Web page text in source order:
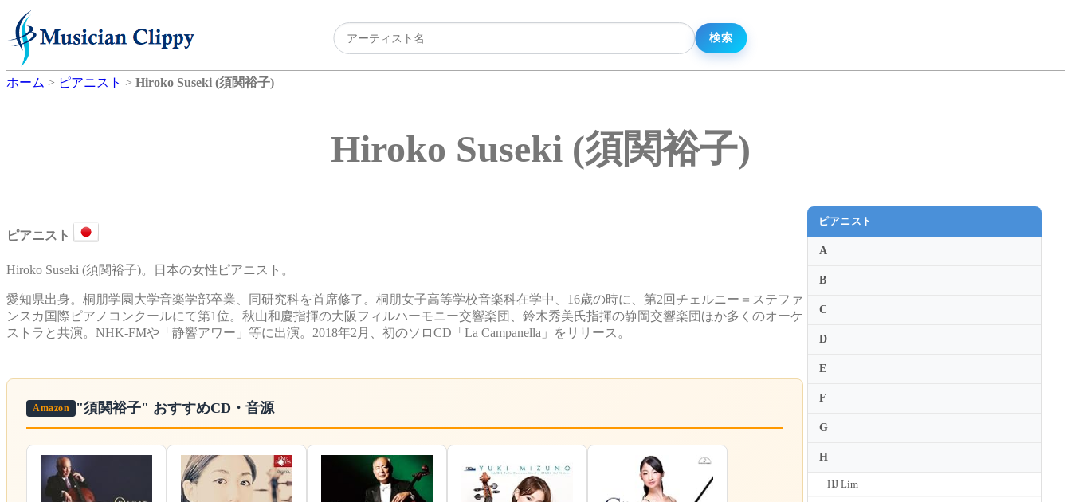
ホーム > ピアニスト > Hiroko Suseki (須関裕子)
Hiroko Suseki (須関裕子)
ピアニスト
Hiroko Suseki (須関裕子)。日本の女性ピアニスト。
愛知県出身。桐朋学園大学音楽学部卒業、同研究科を首席修了。桐朋女子高等学校音楽科在学中、16歳の時に、第2回チェルニー＝ステファ
ンスカ国際ピアノコンクールにて第1位。秋山和慶指揮の大阪フィルハーモニー交響楽団、鈴木秀美氏指揮の静岡交響楽団ほか多くのオーケ
ストラと共演。NHK-FMや「静響アワー」等に出演。2018年2月、初のソロCD「La Campanella」をリリース。
Amazon "須関裕子" おすすめCD・音源
ピアニスト
A
B
C
D
E
F
G
H
HJ Lim